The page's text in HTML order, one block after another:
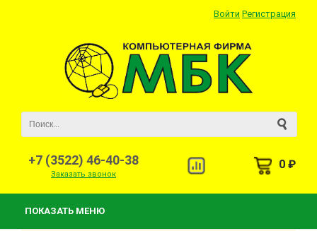
Войти Регистрация
+7 (3522) 46-40-38
Заказать звонок
0 ₽
ПОКАЗАТЬ МЕНЮ